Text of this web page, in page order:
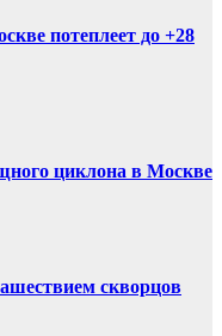
потеплеет до +28
циклона в Москве
скворцов